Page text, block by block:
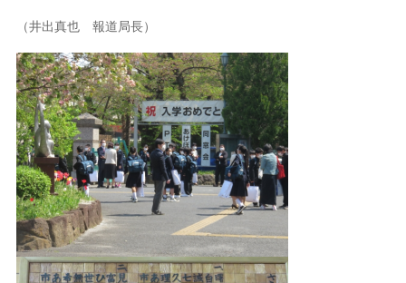
（井出真也 報道局長）